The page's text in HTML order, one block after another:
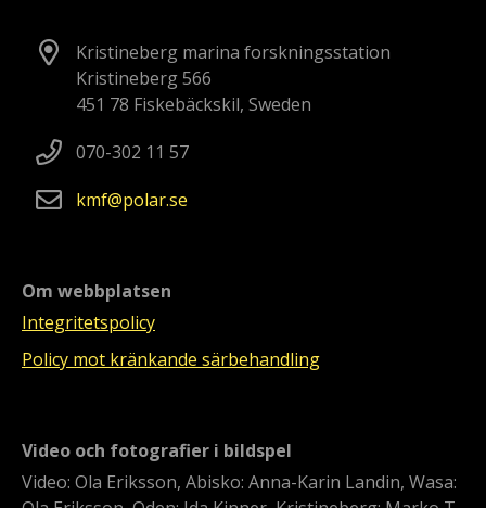
Kristineberg marina forskningsstation
Kristineberg 566
451 78 Fiskebäckskil, Sweden
070-302 11 57
kmf
polarse
Om webbplatsen
Integritetspolicy
Policy mot kränkande särbehandling
Video och fotografier i bildspel
Video: Ola Eriksson, Abisko: Anna-Karin Landin, Wasa: